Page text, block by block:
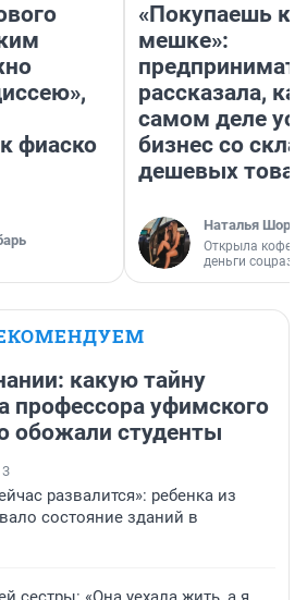
фиаско
«Покупаешь
мешке»:
рассказала,
самом деле
бизнес со
дешевых
Наталья
Открыла
деньги
какую тайну
профессора уфимского
обожали студенты
3
развалится»: ребенка из
состояние зданий в